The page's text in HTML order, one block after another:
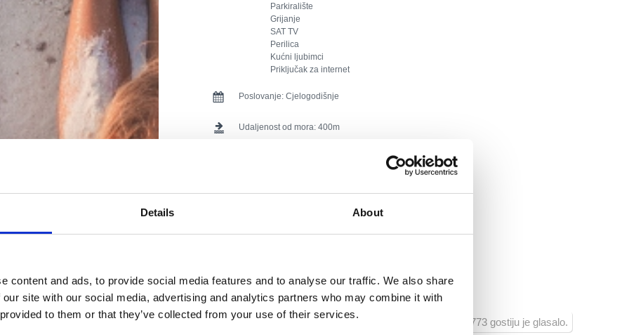
Details About
content and ads, to provide social media features and to analyse our traffic. We also share
site with our social media, advertising and analytics partners who may combine it with
to them or that they’ve collected from your use of their services.
Parkiralište
Grijanje
SAT TV
Perilica
Kućni ljubimci
Priključak za internet
Poslovanje: Cjelogodišnje
Udaljenost od mora: 400
Udaljenost od zabavnih sadržaja:400
773 gostiju je glasalo.
Vrsta smještaja: